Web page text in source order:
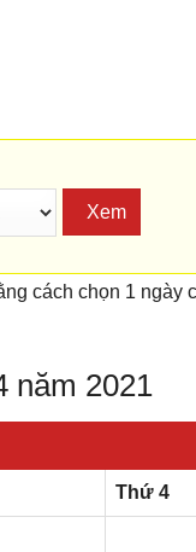
Xem
cách chọn 1
năm 2021
Thứ 4